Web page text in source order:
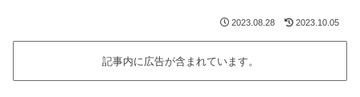
2023.08.28 2023.10.05
記事内に広告が含まれています。